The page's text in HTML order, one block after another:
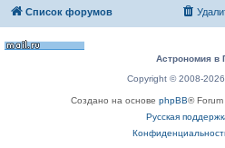
Список форумов
Астрономия в
Copyright © 2008-
Создано на основе phpBB®
Русская